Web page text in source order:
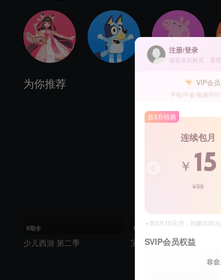
为你推荐
8期全
少儿西游 第二季
60期全
宝宝睡前启蒙小故事
注册/登录
请登录后购买，享
VIP会员
手机/平板/电脑均
首3月特惠
连续包月
￥ 15
¥35
首3月15元/月，到期后35元
SVIP会员权益